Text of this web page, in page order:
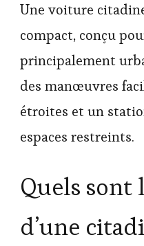
Une voiture
compact, conçu
principalement
des manœuvres
étroites et un
espaces restreints.
Quels sont
d’une